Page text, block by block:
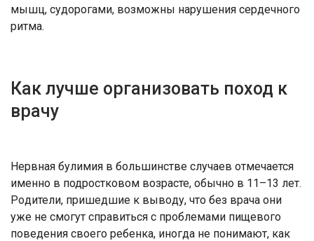
мышц, судорогами, возможны нарушения сердечного
ритма.
Как лучше организовать поход к
врачу
Нервная булимия в боль­шинстве случаев отмечается
именно в подростковом воз­расте, обычно в 11–13 лет.
Ро­дители, пришедшие к выво­ду, что без врача они
уже не смогут справиться с пробле­мами пищевого
поведения своего ребенка, иногда не по­нимают, как